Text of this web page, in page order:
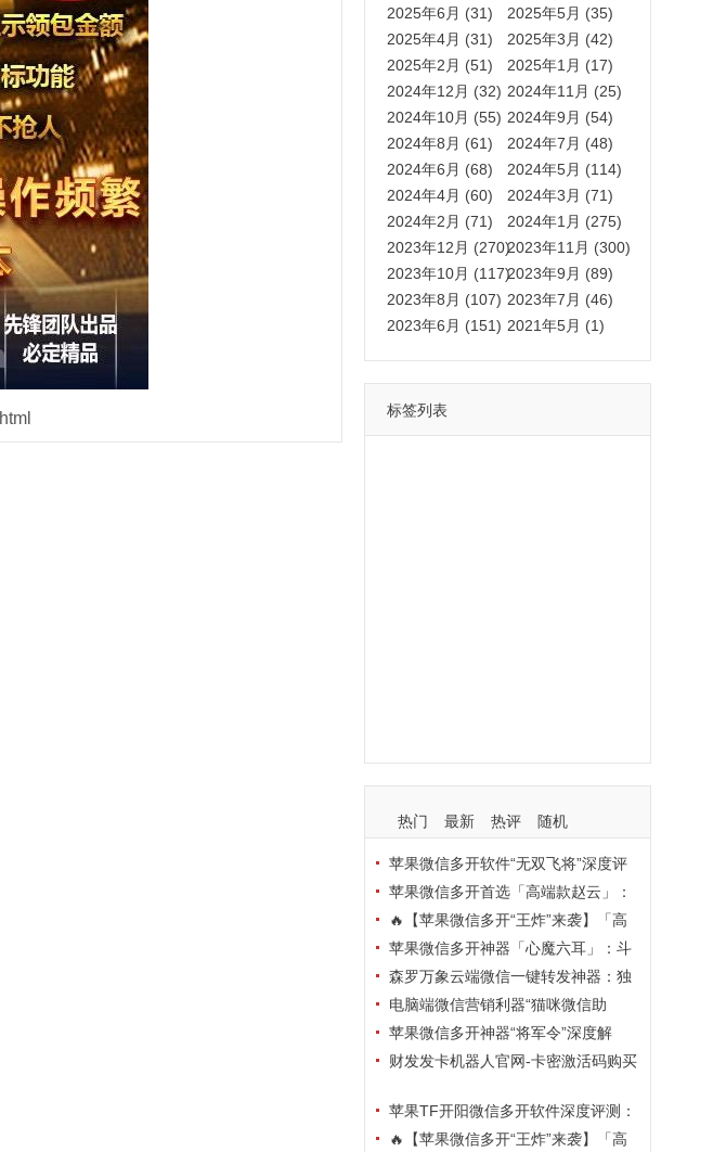
2025年6月 (31)
2025年5月 (35)
2025年4月 (31)
2025年3月 (42)
2025年2月 (51)
2025年1月 (17)
2024年12月 (32) 2024年11月 (25)
2024年10月 (55) 2024年9月 (54)
2024年8月 (61)
2024年7月 (48)
2024年6月 (68)
2024年5月 (114)
2024年4月 (60)
2024年3月 (71)
2024年2月 (71)
2024年1月 (275)
2023年12月 (270)2023年11月 (300)
2023年10月 (117)2023年9月 (89)
2023年8月 (107) 2023年7月 (46)
2023年6月 (151) 2021年5月 (1)
标签列表
热门 最新 热评 随机
苹果微信多开软件“无双飞将”深度评
测：TF正式码+7天退换，拍拍卡激活
码商城正品保障
苹果微信多开首选「高端款赵云」：
TF正式码+斗战神8073包，7天退换认
准拍拍卡激活码商城
🔥【苹果微信多开“王炸”来袭】「高
端地狱火」—— TF正式码+斗战神807
3包，7天退换，安全防封，多开自由触
手可及！
苹果微信多开神器「心魔六耳」：斗
战神8073包+7天退换，认准拍拍卡激
活码商城
森罗万象云端微信一键转发神器：独
家源码·安全防封·月卡季卡半年卡年卡
授权，7天无理由退换！
电脑端微信营销利器“猫咪微信助
手”深度评测：7大模块功能全解析，多
卡种授权灵活选
苹果微信多开神器“将军令”深度解
析：8073版本包+TF外侧码，微商营销
财发发卡机器人官网-卡密激活码购买
换苹果TF开阳微信多开软件深度评测：
凡尔赛8069包功能全解析，TestFlight
🔥【苹果微信多开“王炸”来袭】「高